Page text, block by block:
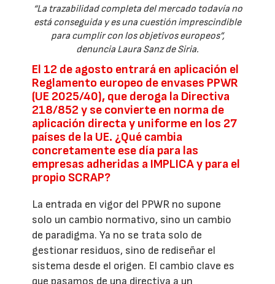
“La trazabilidad completa del mercado todavía no
está conseguida y es una cuestión imprescindible
para cumplir con los objetivos europeos”,
denuncia Laura Sanz de Siria.
El 12 de agosto entrará en aplicación el
Reglamento europeo de envases PPWR
(UE 2025/40), que deroga la Directiva
218/852 y se convierte en norma de
aplicación directa y uniforme en los 27
países de la UE. ¿Qué cambia
concretamente ese día para las
empresas adheridas a IMPLICA y para el
propio SCRAP?
La entrada en vigor del PPWR no supone
solo un cambio normativo, sino un cambio
de paradigma. Ya no se trata solo de
gestionar residuos, sino de rediseñar el
sistema desde el origen. El cambio clave es
que pasamos de una directiva a un